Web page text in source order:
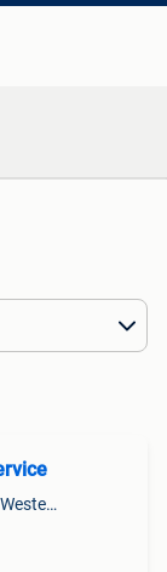
Nieuwpoort+Deel Westende